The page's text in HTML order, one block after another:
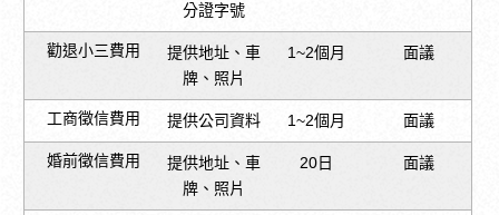
分證字號
勸退小三費用
提供地址、車
牌、照片
1~2個月 面議
工商徵信費用 提供公司資料 1~2個月 面議
婚前徵信費用
提供地址、車
牌、照片
20日 面議